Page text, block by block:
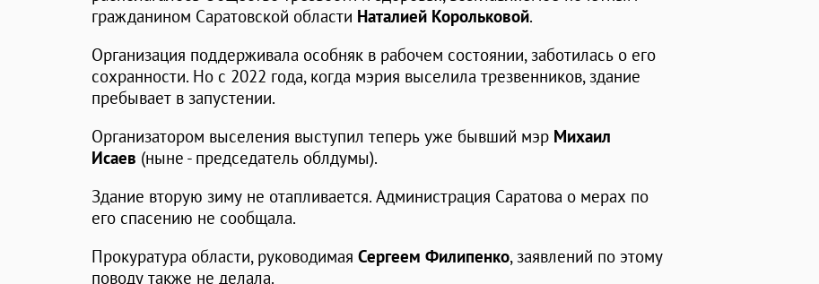
гражданином Саратовской области Наталией Корольковой.
Организация поддерживала особняк в рабочем состоянии, заботилась о его
сохранности. Но с 2022 года, когда мэрия выселила трезвенников, здание
пребывает в запустении.
Организатором выселения выступил теперь уже бывший мэр Михаил
Исаев (ныне - председатель облдумы).
Здание вторую зиму не отапливается. Администрация Саратова о мерах по
его спасению не сообщала.
Прокуратура области, руководимая Сергеем Филипенко, заявлений по этому
поводу также не делала.